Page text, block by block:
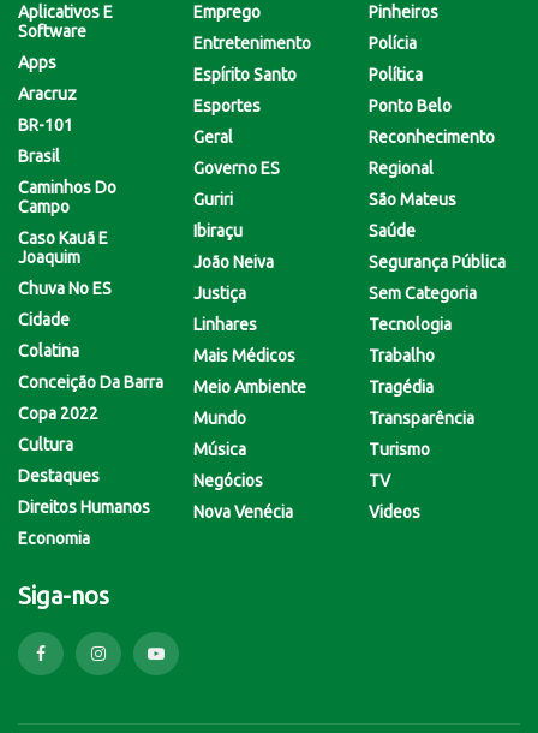
Aplicativos E
Software
Apps
Aracruz
BR-101
Brasil
Caminhos Do
Campo
Caso Kauã E
Joaquim
Chuva No ES
Cidade
Colatina
Conceição Da Barra
Copa 2022
Cultura
Destaques
Direitos Humanos
Economia
Emprego
Entretenimento
Espírito Santo
Esportes
Geral
Governo ES
Guriri
Ibiraçu
João Neiva
Justiça
Linhares
Mais Médicos
Meio Ambiente
Mundo
Música
Negócios
Nova Venécia
Pinheiros
Polícia
Política
Ponto Belo
Reconhecimento
Regional
São Mateus
Saúde
Segurança Pública
Sem Categoria
Tecnologia
Trabalho
Tragédia
Transparência
Turismo
TV
Videos
Siga-nos